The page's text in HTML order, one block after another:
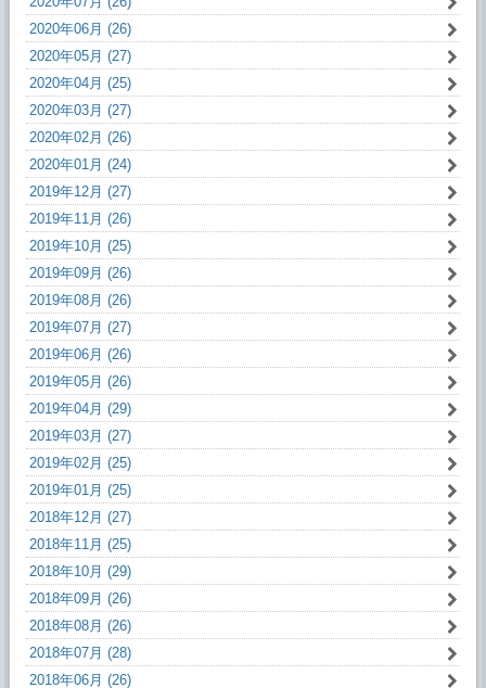
2020年06月 (26)
2020年05月 (27)
2020年04月 (25)
2020年03月 (27)
2020年02月 (26)
2020年01月 (24)
2019年12月 (27)
2019年11月 (26)
2019年10月 (25)
2019年09月 (26)
2019年08月 (26)
2019年07月 (27)
2019年06月 (26)
2019年05月 (26)
2019年04月 (29)
2019年03月 (27)
2019年02月 (25)
2019年01月 (25)
2018年12月 (27)
2018年11月 (25)
2018年10月 (29)
2018年09月 (26)
2018年08月 (26)
2018年07月 (28)
2018年06月 (26)